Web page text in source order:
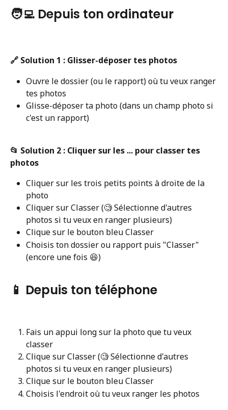
🧑‍💻 Depuis ton ordinateur
🔗 Solution 1 : Glisser-déposer tes photos
Ouvre le dossier (ou le rapport) où tu veux ranger
tes photos
Glisse-déposer ta photo (dans un champ photo si
c'est un rapport)
📂 Solution 2 : Cliquer sur les ... pour classer tes
photos
Cliquer sur les trois petits points à droite de la
photo
Cliquer sur Classer (🧐 Sélectionne d'autres
photos si tu veux en ranger plusieurs)
Clique sur le bouton bleu Classer
Choisis ton dossier ou rapport puis "Classer"
(encore une fois 😆)
📱 Depuis ton téléphone
Fais un appui long sur la photo que tu veux
classer
Clique sur Classer (🧐 Sélectionne d'autres
photos si tu veux en ranger plusieurs)
Clique sur le bouton bleu Classer
Choisis l'endroit où tu veux ranger les photos